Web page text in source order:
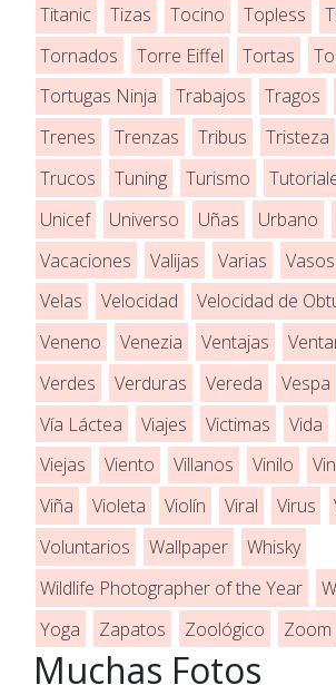
Titanic
Tizas Tocino Topless
Tornados
Torre Eiffel Tortas
Tortugas Ninja
Trabajos Tragos
Trenes
Trenzas Tribus Tristeza
Trucos
Tuning Turismo
Unicef
Universo Uñas Urbano
Vacaciones
Valijas Varias Vasos
Velas
Velocidad
Velocidad de
Veneno
Venezia Ventajas
Verdes
Verduras Vereda Vespa
Vía Láctea
Viajes Victimas Vida
Viejas
Viento Villanos Vinilo
Viña
Violeta Violín Viral Virus
Voluntarios
Wallpaper
Whisky
Wildlife Photographer of the Year
Yoga
Zapatos Zoológico Zoom
Muchas Fotos